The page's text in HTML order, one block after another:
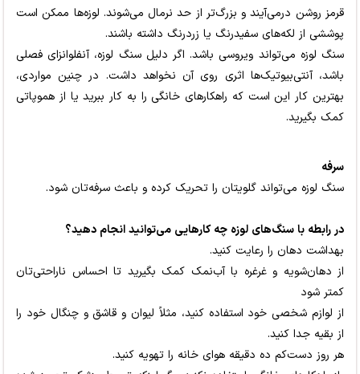
قرمز روشن درمی‌آیند و بزرگ‌تر از حد نرمال می‌شوند. لوزه‌ها ممکن است
پوششی از لکه‌های سفیدرنگ یا زردرنگ داشته باشند.
سنگ لوزه می‌تواند ویروسی باشد. اگر دلیل سنگ لوزه، آنفلوانزای فصلی
باشد، آنتی‌بیوتیک‌ها اثری روی آن نخواهد داشت. در چنین مواردی،
بهترین کار این است که راهکارهای خانگی را به کار ببرید یا از هموپاتی
کمک بگیرید.
سرفه
سنگ لوزه می‌تواند گلویتان را تحریک کرده و باعث سرفه‌تان شود.
در رابطه با سنگ‌های لوزه چه کارهایی می‌توانید انجام دهید؟
بهداشت دهان را رعایت کنید.
از دهان‌شویه و غرغره با آب‌نمک کمک بگیرید تا احساس ناراحتی‌تان
کمتر شود
از لوازم شخصی خود استفاده کنید، مثلاً لیوان و قاشق و چنگال خود را
از بقیه جدا کنید.
هر روز دست‌کم ده دقیقه هوای خانه را تهویه کنید.